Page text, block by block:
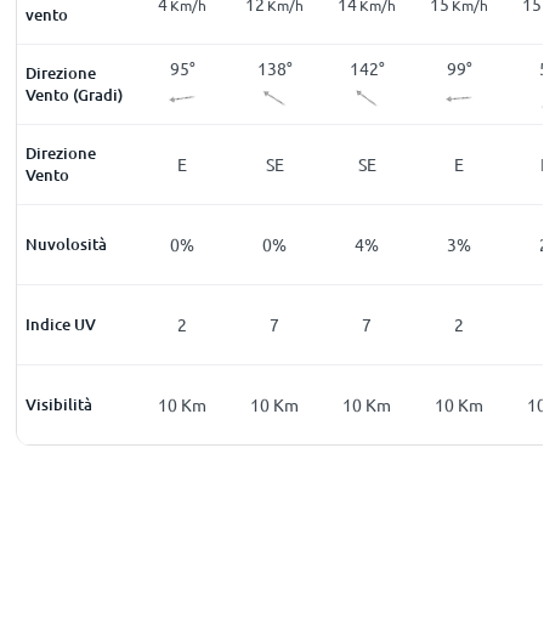
vento Km/h Km/h Km/h Km/h Km/h
Direzione
Vento (Gradi)
15 95° 138° 142° 99°
Direzione
VentoNNE E SE SE E
Nuvolosità
3% 0% 0% 4% 3%
Indice UV
0 2 7 7 2
Visibilità
10Km 10 Km 10 Km 10 Km 10 Km